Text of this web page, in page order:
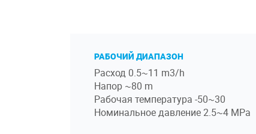
РАБОЧИЙ ДИАПАЗОН
Расход 0.5~11 m3/h
Напор ~80 m
Рабочая температура -50~30
Номинальное давление 2.5~4 MPa